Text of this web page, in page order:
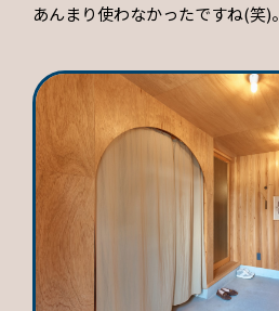
あんまり使わなかったですね(笑)。